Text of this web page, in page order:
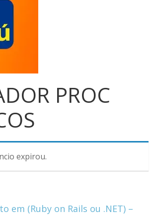
PROC
expirou.
em (Ruby on Rails ou .NET) –